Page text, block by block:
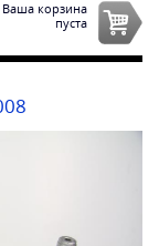
Ваша корзина
пуста